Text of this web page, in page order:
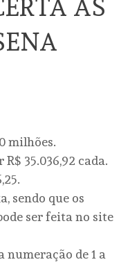
AS
milhões.
35.036,92 cada.
sendo que os
ser feita no site
numeração de 1 a